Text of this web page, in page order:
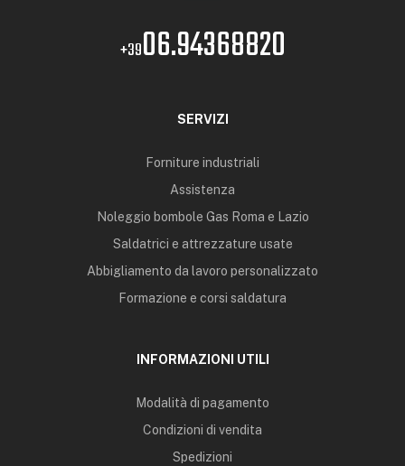
+3906.94368820
SERVIZI
Forniture industriali
Assistenza
Noleggio bombole Gas Roma e Lazio
Saldatrici e attrezzature usate
Abbigliamento da lavoro personalizzato
Formazione e corsi saldatura
INFORMAZIONI UTILI
Modalità di pagamento
Condizioni di vendita
Spedizioni